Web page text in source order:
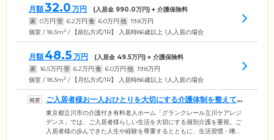
月額32.0 万円 (入居金 990.0万円) + 介護保険料
家 0万円 管 6.2万円 食 6.0万円 他 19.8万円
個室 / 18.3m2 / 【前払方式/1R】 入居時86歳以上 1人入居の場合
月額 48.5 万円 (入居金 49.5万円) + 介護保険料
家 16.5万円 管 6.2万円 食 6.0万円 他 19.8万円
個室 / 18.3m2 / 【月払方式/1R】 入居時86歳以上 1人入居の場合
ご入居者様お一人おひとりを大切にする介護体制を整えてい
ます
東京都立川市の介護付き有料老人ホーム「グランクレール立川ケアレジ
デンス」では、ご入居者様らしい生活を大切にする個別介護を重視。ご
入居者様の歩んできた人生や経験を尊重するとともに、生活習慣・嗜